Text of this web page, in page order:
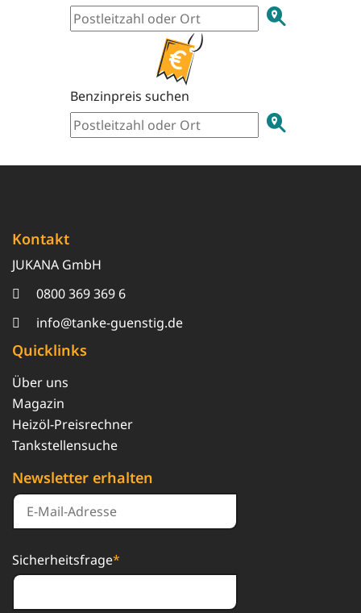
Benzinpreis suchen
Kontakt
JUKANA GmbH
0800 369 369 6
info@tanke-guenstig.de
Quicklinks
Über uns
Magazin
Heizöl-Preisrechner
Tankstellensuche
Newsletter erhalten
Sicherheitsfrage*